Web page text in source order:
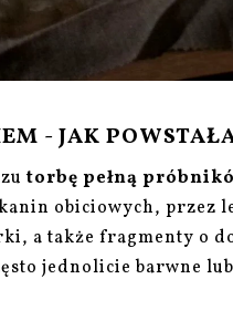
- JAK
torbę pełną
obiciowych, przez
a także fragmenty o
jednolicie barwne